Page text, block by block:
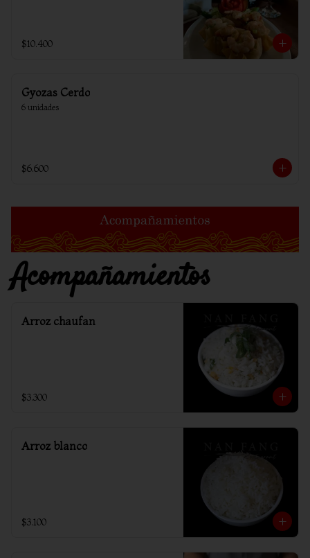
$10.400
Gyozas Cerdo
6 unidades
$6.600
Acompañamientos
Arroz chaufan
$3.300
Arroz blanco
$3.100